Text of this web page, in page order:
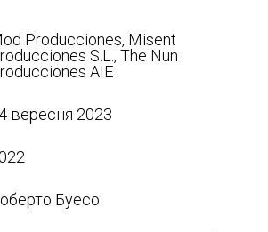
Producciones, Misent
S.L., The Nun
AIE
вересня 2023
Буесо